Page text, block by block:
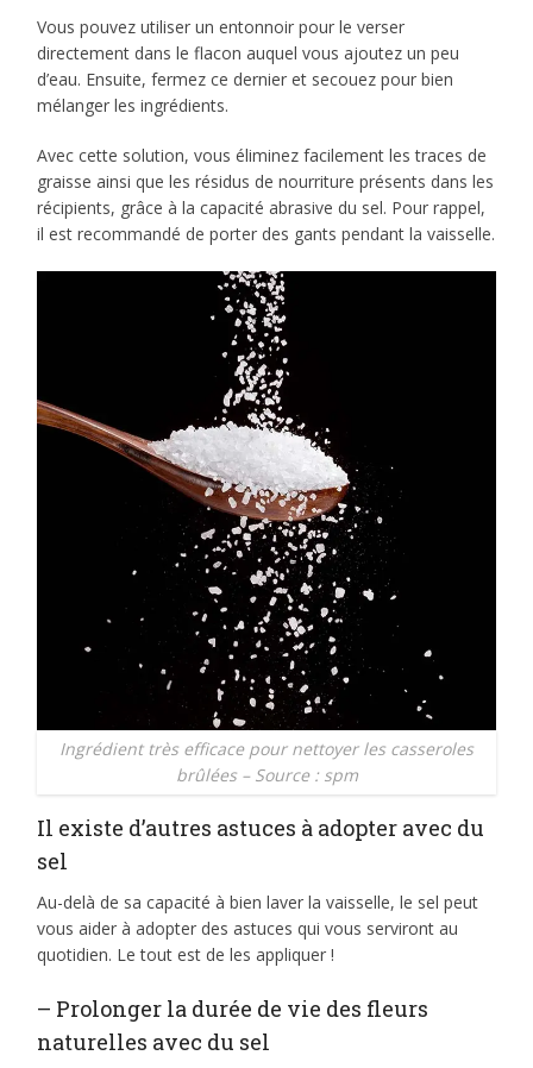
Vous pouvez utiliser un entonnoir pour le verser
directement dans le flacon auquel vous ajoutez un peu
d’eau. Ensuite, fermez ce dernier et secouez pour bien
mélanger les ingrédients.
Avec cette solution, vous éliminez facilement les traces de
graisse ainsi que les résidus de nourriture présents dans les
récipients, grâce à la capacité abrasive du sel. Pour rappel,
il est recommandé de porter des gants pendant la vaisselle.
Ingrédient très efficace pour nettoyer les casseroles
brûlées – Source : spm
Il existe d’autres astuces à adopter avec du
sel
Au-delà de sa capacité à bien laver la vaisselle, le sel peut
vous aider à adopter des astuces qui vous serviront au
quotidien. Le tout est de les appliquer !
– Prolonger la durée de vie des fleurs
naturelles avec du sel